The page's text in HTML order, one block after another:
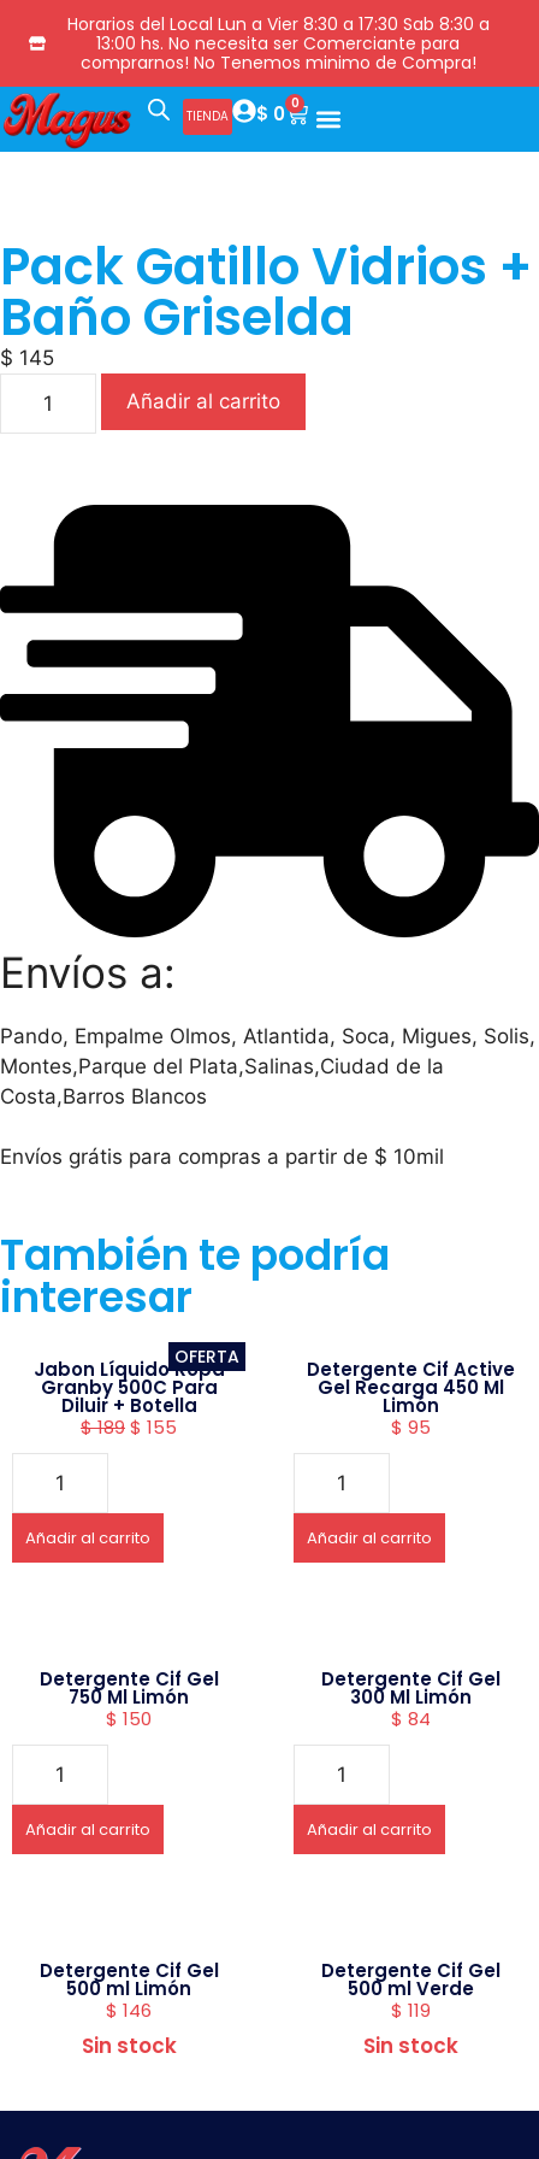
Horarios del Local Lun a Vier 8:30 a 17:30 Sab 8:30 a
13:00 hs. No necesita ser Comerciante para
comprarnos! No Tenemos minimo de Compra!
TIENDA $ 0 0
Pack Gatillo Vidrios +
Baño Griselda
$ 145
Añadir al carrito
Envíos a:
Pando, Empalme Olmos, Atlantida, Soca, Migues, Solis,
Montes,Parque del Plata,Salinas,Ciudad de la
Costa,Barros Blancos
Envíos grátis para compras a partir de $ 10mil
También te podría
interesar
OFERTA
Jabon Líquido Ropa
Granby 500C Para
Diluir + Botella
$189$ 155
Añadir al carrito
Detergente Cif Active
Gel Recarga 450 Ml
Limón
$ 95
Añadir al carrito
Detergente Cif Gel
750 Ml Limón
$ 150
Añadir al carrito
Detergente Cif Gel
300 Ml Limón
$ 84
Añadir al carrito
Detergente Cif Gel
500 ml Limón
$ 146
Sin stock
Detergente Cif Gel
500 ml Verde
$ 119
Sin stock